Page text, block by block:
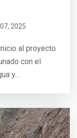
2025
al proyecto
con el
y...